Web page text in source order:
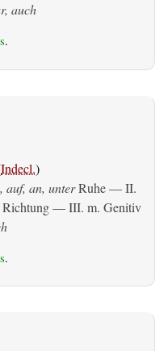
auch
.
Indecl.)
auf, an, unterRuhe — II.
Richtung — III. m. Genitiv
.